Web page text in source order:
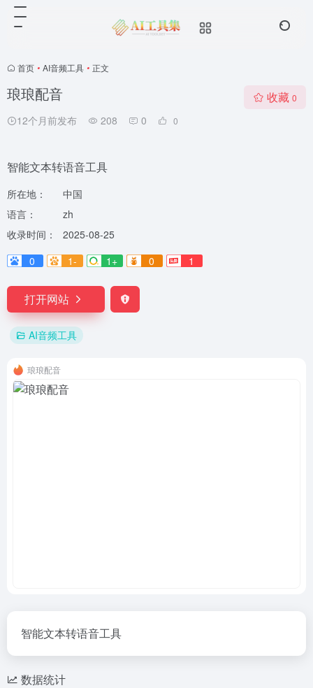
首页 • AI音频工具 • 正文
琅琅配音
12个月前发布 208 0 0
收藏 0
智能文本转语音工具
所在地：
中国
语言：
zh
收录时间：
2025-08-25
0
1- 1+ 0 1
打开网站
AI音频工具
琅琅配音
智能文本转语音工具
数据统计